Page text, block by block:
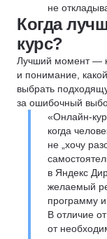
не
Когда
курс?
Лучший момент —
и понимание,
выбрать
за ошибочный
«Онлайн-
когда
не „хочу
в Яндекс
желаемый
программу
В отличие
от